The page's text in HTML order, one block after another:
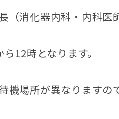
消化器内科・内科医師
12時となります。
機場所が異なりますの